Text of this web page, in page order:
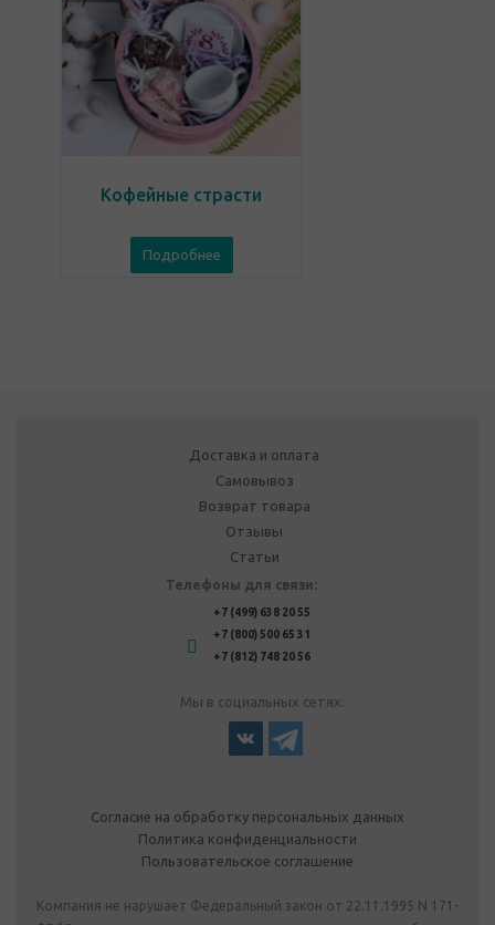
Кофейные страсти
Подробнее
Доставка и оплата
Самовывоз
Возврат товара
Отзывы
Статьи
Телефоны для связи:
+7 (499) 638 20 55
+7 (800) 500 65 31
+7 (812) 748 20 56
Мы в социальных сетях:
Согласие на обработку персональных данных
Политика конфиденциальности
Пользовательское соглашение
Компания не нарушает Федеральный закон от 22.11.1995 N 171-